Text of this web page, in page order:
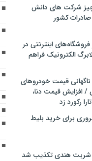
شرکت های دانش
صادرات کشور
اینترنتی در
الکترونیک فراهم
قیمت خودروهای
/ افزایش قیمت دنا،
رکورد زد
برای خرید بلیط
شربت هندی تکذیب شد